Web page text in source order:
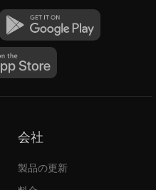
会社
製品の更新